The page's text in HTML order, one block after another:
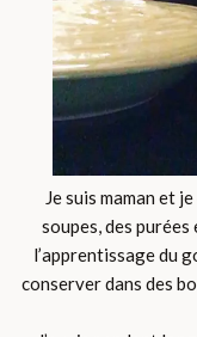
Je suis maman et
soupes, des
l’apprentissage du
conserver dans des